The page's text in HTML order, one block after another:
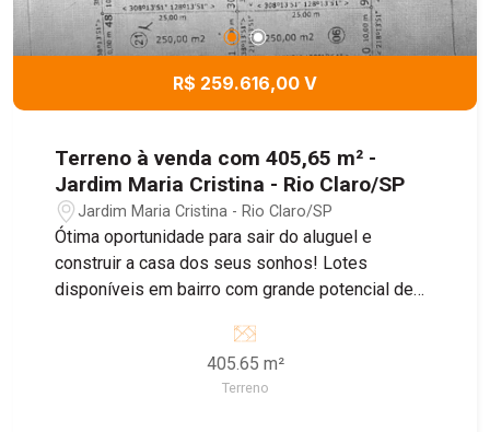
R$ 259.616,00 V
Terreno à venda com 405,65 m² -
Jardim Maria Cristina - Rio Claro/SP
Jardim Maria Cristina - Rio Claro/SP
Ótima oportunidade para sair do aluguel e
construir a casa dos seus sonhos! Lotes
disponíveis em bairro com grande potencial de
405.65 m²
Terreno